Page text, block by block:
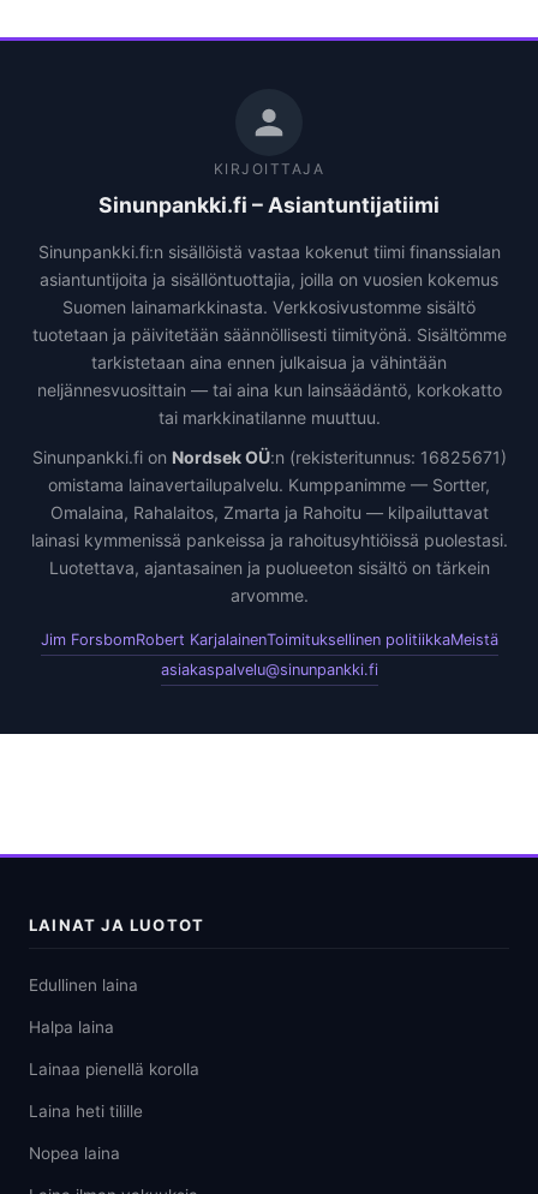
KIRJOITTAJA
Sinunpankki.fi – Asiantuntijatiimi
Sinunpankki.fi:n sisällöistä vastaa kokenut tiimi finanssialan
asiantuntijoita ja sisällöntuottajia, joilla on vuosien kokemus
Suomen lainamarkkinasta. Verkkosivustomme sisältö
tuotetaan ja päivitetään säännöllisesti tiimityönä. Sisältömme
tarkistetaan aina ennen julkaisua ja vähintään
neljännesvuosittain — tai aina kun lainsäädäntö, korkokatto
tai markkinatilanne muuttuu.
Sinunpankki.fi on Nordsek OÜ:n (rekisteritunnus: 16825671)
omistama lainavertailupalvelu. Kumppanimme — Sortter,
Omalaina, Rahalaitos, Zmarta ja Rahoitu — kilpailuttavat
lainasi kymmenissä pankeissa ja rahoitusyhtiöissä puolestasi.
Luotettava, ajantasainen ja puolueeton sisältö on tärkein
arvomme.
Jim ForsbomRobert KarjalainenToimituksellinen politiikkaMeistä
asiakaspalvelu@sinunpankki.fi
LAINAT JA LUOTOT
Edullinen laina
Halpa laina
Lainaa pienellä korolla
Laina heti tilille
Nopea laina